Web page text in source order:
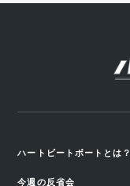
ハートビートボートとは？
今週の反省会